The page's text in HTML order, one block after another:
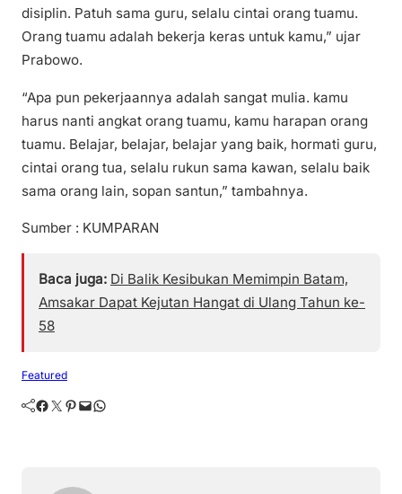
disiplin. Patuh sama guru, selalu cintai orang tuamu.
Orang tuamu adalah bekerja keras untuk kamu,” ujar
Prabowo.
“Apa pun pekerjaannya adalah sangat mulia. kamu
harus nanti angkat orang tuamu, kamu harapan orang
tuamu. Belajar, belajar, belajar yang baik, hormati guru,
cintai orang tua, selalu rukun sama kawan, selalu baik
sama orang lain, sopan santun,” tambahnya.
Sumber : KUMPARAN
Baca juga: Di Balik Kesibukan Memimpin Batam,
Amsakar Dapat Kejutan Hangat di Ulang Tahun ke-
58
Featured
Facebook Twitter Pinterest Mail WhatsApp